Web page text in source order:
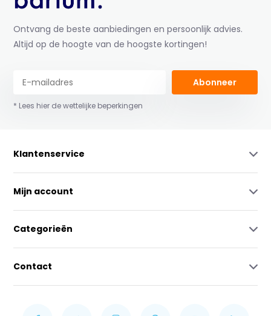
Ontvang de beste aanbiedingen en persoonlijk advies.
Altijd op de hoogte van de hoogste kortingen!
Abonneer
* Lees hier de wettelijke beperkingen
Klantenservice
Mijn account
Categorieën
Contact